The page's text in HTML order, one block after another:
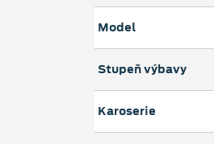
Model
Stupeň výbavy
Karoserie